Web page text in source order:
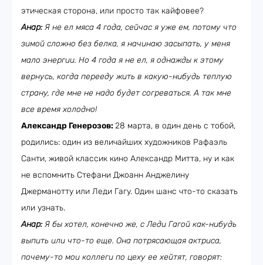
этическая сторона, или просто так кайфовее?
Анар:Я не ел мяса 4 года, сейчас я уже ем, потому что
зимой сложно без белка, я начинаю засыпать, у меня
мало энергии. Но 4 года я не ел, я однажды к этому
вернусь, когда перееду жить в какую-нибудь теплую
страну, где мне не надо будет согреваться. А так мне
все время холодно!
Александр Генерозов:28 марта, в один день с тобой,
родились: один из величайших художников Рафаэль
Санти, живой классик кино Александр Митта, ну и как
не вспомнить Стефани Джоанн Анджелину
Джерманотту или Леди Гагу. Один шанс что-то сказать
или узнать.
Анар:Я бы хотел, конечно же, с Леди Гагой как-нибудь
выпить или что-то еще. Она потрясающая актриса,
почему-то мои коллеги по цеху ее хейтят, говорят: